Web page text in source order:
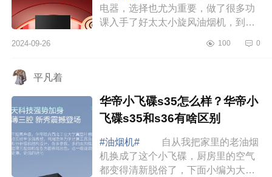
电器，选择也尤为重要，做了很多功
课入手了好太太小旋风油烟机，到家
买到的家电，下面小编为大家介绍下
2024-09-26 100 0
平凡着
华帝小飞碟s35怎么样？华帝小
飞碟s35和s36有啥区别
#油烟机#
自从我把家里的老油烟
机换成了这个小飞碟，厨房里的空气
都变得清新脱俗了，下面小编为大家